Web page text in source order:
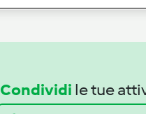
Condividi le tue